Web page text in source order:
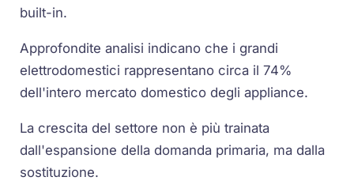
built-in.
Approfondite analisi indicano che i grandi
elettrodomestici rappresentano circa il 74%
dell'intero mercato domestico degli appliance.
La crescita del settore non è più trainata
dall'espansione della domanda primaria, ma dalla
sostituzione.